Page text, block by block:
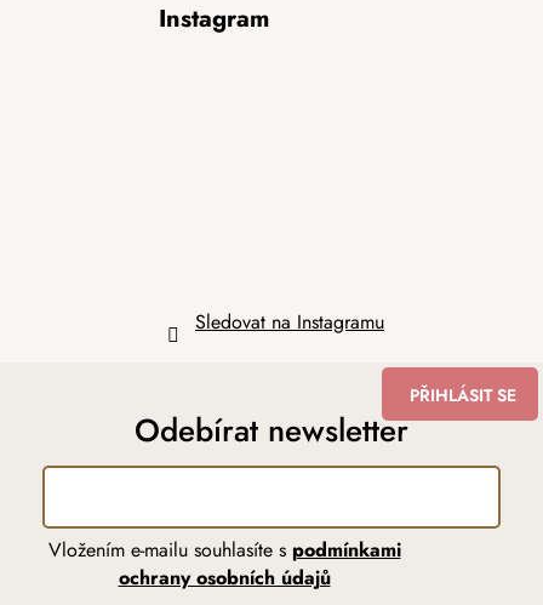
Instagram
Sledovat na Instagramu
Odebírat newsletter
Vložením e-mailu souhlasíte s podmínkami
ochrany osobních údajů
PŘIHLÁSIT SE